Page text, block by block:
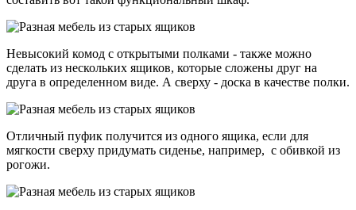
Невысокий комод с открытыми полками - также можно
сделать из нескольких ящиков, которые сложены друг на
друга в определенном виде. А сверху - доска в качестве полки.
Отличный пуфик получится из одного ящика, если для
мягкости сверху придумать сиденье, например, с обивкой из
рогожи.